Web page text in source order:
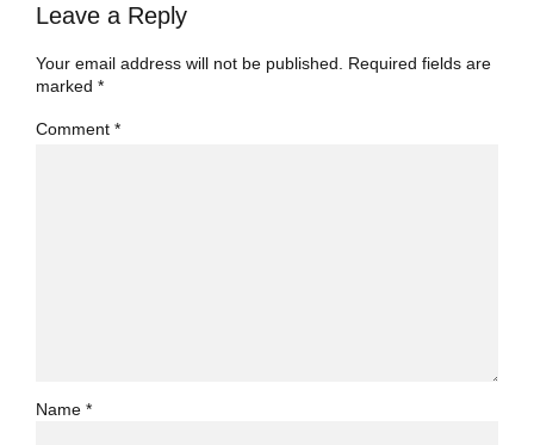
Leave a Reply
Your email address will not be published. Required fields are
marked *
Comment *
Name *